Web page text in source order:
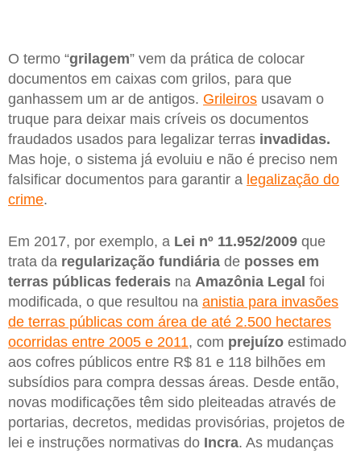
O termo “grilagem” vem da prática de colocar
documentos em caixas com grilos, para que
ganhassem um ar de antigos. Grileiros usavam o
truque para deixar mais críveis os documentos
fraudados usados para legalizar terras invadidas.
Mas hoje, o sistema já evoluiu e não é preciso nem
falsificar documentos para garantir a legalização do
crime.
Em 2017, por exemplo, a Lei nº 11.952/2009 que
trata da regularização fundiária de posses em
terras públicas federais na Amazônia Legal foi
modificada, o que resultou na anistia para invasões
de terras públicas com área de até 2.500 hectares
ocorridas entre 2005 e 2011, com prejuízo estimado
aos cofres públicos entre R$ 81 e 118 bilhões em
subsídios para compra dessas áreas. Desde então,
novas modificações têm sido pleiteadas através de
portarias, decretos, medidas provisórias, projetos de
lei e instruções normativas do Incra. As mudanças